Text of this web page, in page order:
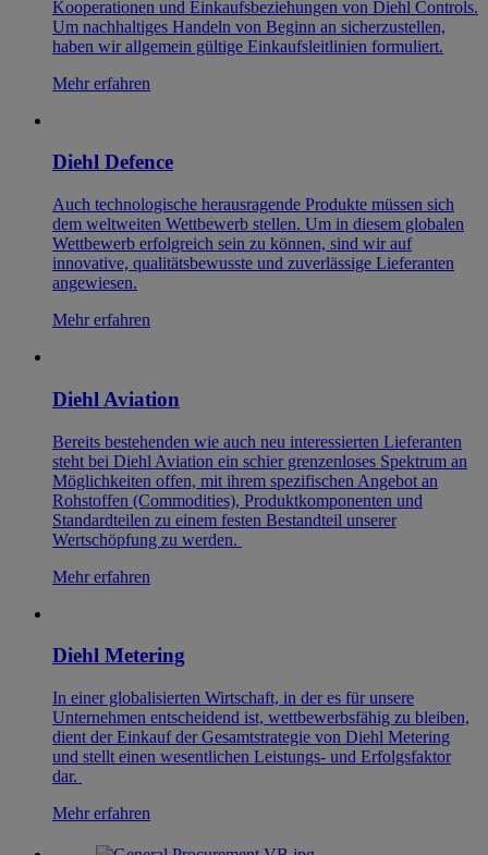
Kooperationen und Einkaufsbeziehungen von Diehl Controls.
Um nachhaltiges Handeln von Beginn an sicherzustellen,
haben wir allgemein gültige Einkaufsleitlinien formuliert.
Mehr erfahren
Diehl Defence
Auch technologische herausragende Produkte müssen sich
dem weltweiten Wettbewerb stellen. Um in diesem globalen
Wettbewerb erfolgreich sein zu können, sind wir auf
innovative, qualitätsbewusste und zuverlässige Lieferanten
angewiesen.
Mehr erfahren
Diehl Aviation
Bereits bestehenden wie auch neu interessierten Lieferanten
steht bei Diehl Aviation ein schier grenzenloses Spektrum an
Möglichkeiten offen, mit ihrem spezifischen Angebot an
Rohstoffen (Commodities), Produktkomponenten und
Standardteilen zu einem festen Bestandteil unserer
Wertschöpfung zu werden.
Mehr erfahren
Diehl Metering
In einer globalisierten Wirtschaft, in der es für unsere
Unternehmen entscheidend ist, wettbewerbsfähig zu bleiben,
dient der Einkauf der Gesamtstrategie von Diehl Metering
und stellt einen wesentlichen Leistungs- und Erfolgsfaktor
dar.
Mehr erfahren